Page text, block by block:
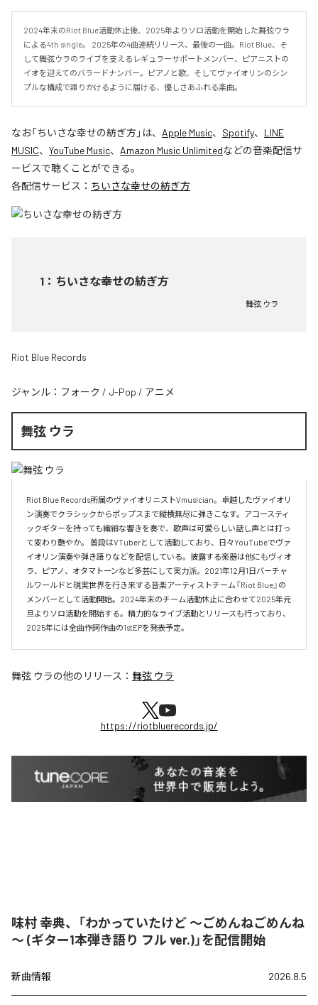
2024年末のRiot Blue活動休止後、2025年よりソロ活動を開始した舞弦ウラ
による4th single。 2025年の4曲連続リリース、最後の一曲。Riot Blue、そ
して舞弦ウラのライブを支えるレギュラーサポートメンバー、ピアニストの
イオを迎えてのバラードナンバー。ピアノと歌、そしてヴァイオリンのシン
プルな構成で語りかけるように届ける、優しさあふれる楽曲。
なお「ちいさな幸せの紡ぎ方」は、 Apple Music、 Spotify、 LINE
MUSIC、 YouTube Music、 Amazon Music Unlimitedなどの音楽配信サ
ービスで聴くことができる。
各配信サービス： ちいさな幸せの紡ぎ方
1 ： ちいさな幸せの紡ぎ方
舞弦 ウラ
Riot Blue Records
ジャンル： フォーク / J-Pop / アニメ
舞弦 ウラ
Riot Blue Records所属のヴァイオリニストVmusician。卓越したヴァイオリ
ン演奏でクラシックからポップスまで縦横無尽に弾きこなす。アコースティ
ックギターを持っても繊細な響きを奏で、歌声は可愛らしい話し声とは打っ
て変わり艷やか。 普段はVTuberとして活動しており、日々YouTubeでヴァ
イオリン演奏や弾き語りなどを配信している。披露する楽器は他にもヴィオ
ラ、ピアノ、オタマトーンなど多芸にして実力派。2021年12月1日バーチャ
ルワールドと現実世界を行き来する音楽アーティストチーム『Riot Blue』の
メンバーとして活動開始。2024年末のチーム活動休止に合わせて2025年元
旦よりソロ活動を開始する。精力的なライブ活動とリリースも行っており、
2025年には全曲作詞作曲の1stEPを発表予定。
舞弦 ウラの他のリリース： 舞弦 ウラ
https://riotbluerecords.jp/
味村 幸典、「わかっていたけど ～ごめんねごめんね
～ (ギター1本弾き語り フル ver.)」を配信開始
新曲情報 2026.8.5